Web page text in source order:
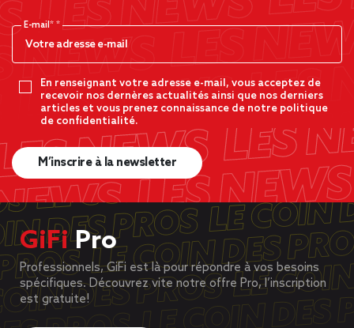
E-mail*
En renseignant votre adresse e-mail, vous acceptez de
recevoir nos dernères actualités ainsi que nos derniers
articles et vous prenez connaissance de notre politique
de confidentialité.
M’inscrire à la newsletter
GiFiPro
Professionnels, GiFi est là pour répondre à vos besoins
spécifiques. Découvrez vite notre offre Pro, l’inscription
est gratuite!